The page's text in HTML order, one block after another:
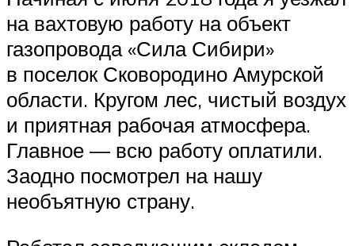
на вахтовую работу на объект
газопровода «Сила Сибири»
в поселок Сковородино Амурской
области. Кругом лес, чистый воздух
и приятная рабочая атмосфера.
Главное — всю работу оплатили.
Заодно посмотрел на нашу
необъятную страну.